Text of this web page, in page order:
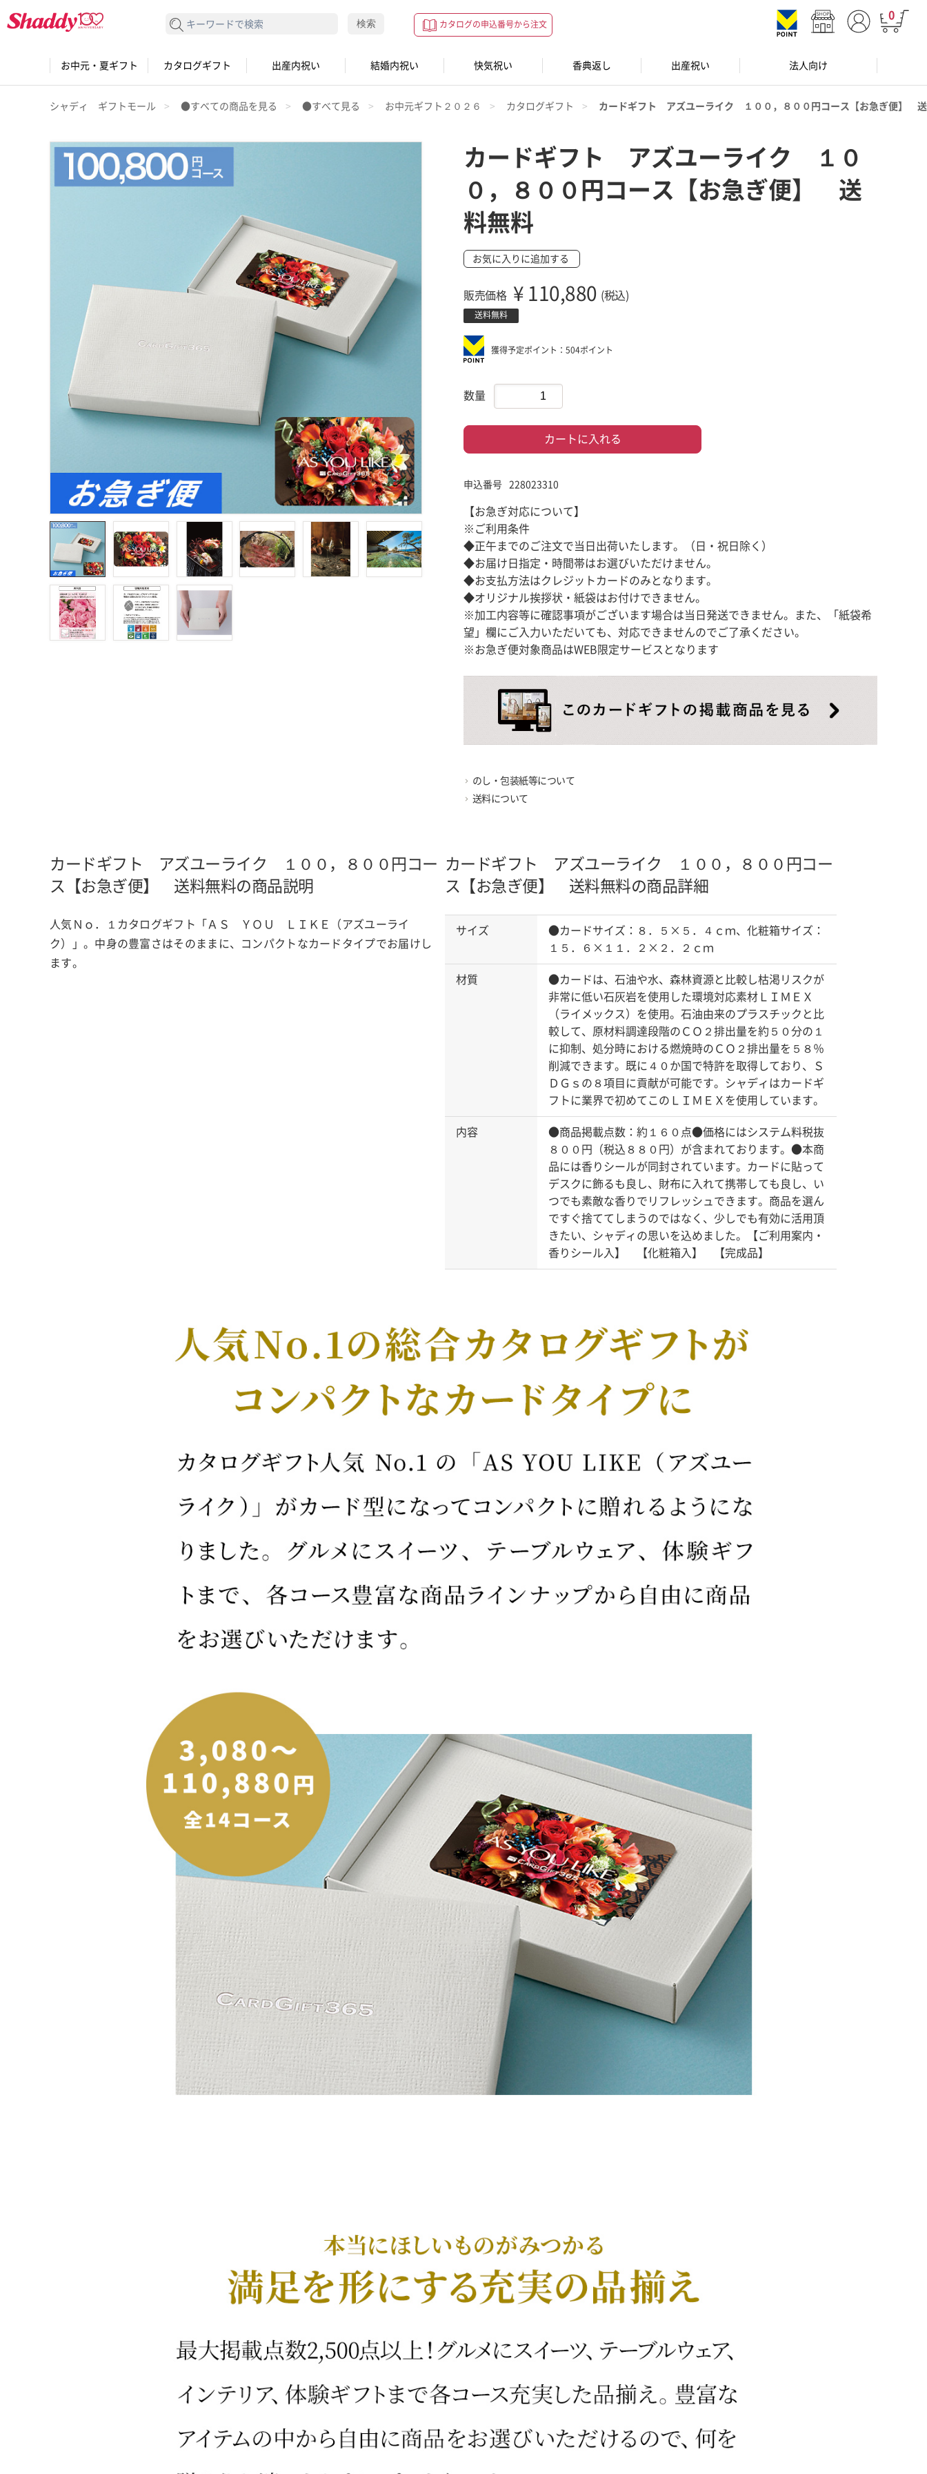
0
カタログの申込番号から注文
検索する 検索
お中元・夏ギフト カタログギフト 出産内祝い 結婚内祝い 快気祝い 香典返し 出産祝い 法人向け
シャディ ギフトモール ●すべての商品を見る ●すべて見る お中元ギフト２０２６ カタログギフト カードギフト アズユーライク １００，８００円コース【お急ぎ便】
カードギフト アズユーライク １０
０，８００円コース【お急ぎ便】 送
料無料
お気に入りに追加する
販売価格 ¥ 110,880 (税込)
送料無料
獲得予定ポイント：504ポイント
数量
カートに入れる
申込番号 228023310
【お急ぎ対応について】
※ご利用条件
◆正午までのご注文で当日出荷いたします。（日・祝日除く）
◆お届け日指定・時間帯はお選びいただけません。
◆お支払方法はクレジットカードのみとなります。
◆オリジナル挨拶状・紙袋はお付けできません。
※加工内容等に確認事項がございます場合は当日発送できません。また、「紙袋希
望」欄にご入力いただいても、対応できませんのでご了承ください。
※お急ぎ便対象商品はWEB限定サービスとなります
のし・包装紙等について
送料について
カードギフト アズユーライク １００，８００円コー
ス【お急ぎ便】 送料無料の商品説明
人気Ｎｏ．１カタログギフト「ＡＳ ＹＯＵ ＬＩＫＥ（アズユーライ
ク）」。中身の豊富さはそのままに、コンパクトなカードタイプでお届けし
ます。
カードギフト アズユーライク １００，８００円コー
ス【お急ぎ便】 送料無料の商品詳細
サイズ
●カードサイズ：８．５×５．４ｃｍ、化粧箱サイズ：
１５．６×１１．２×２．２ｃｍ
材質
●カードは、石油や水、森林資源と比較し枯渇リスクが
非常に低い石灰岩を使用した環境対応素材ＬＩＭＥＸ
（ライメックス）を使用。石油由来のプラスチックと比
較して、原材料調達段階のＣＯ２排出量を約５０分の１
に抑制、処分時における燃焼時のＣＯ２排出量を５８％
削減できます。既に４０か国で特許を取得しており、Ｓ
ＤＧｓの８項目に貢献が可能です。シャディはカードギ
フトに業界で初めてこのＬＩＭＥＸを使用しています。
内容
●商品掲載点数：約１６０点●価格にはシステム料税抜
８００円（税込８８０円）が含まれております。●本商
品には香りシールが同封されています。カードに貼って
デスクに飾るも良し、財布に入れて携帯しても良し、い
つでも素敵な香りでリフレッシュできます。商品を選ん
ですぐ捨ててしまうのではなく、少しでも有効に活用頂
きたい、シャディの思いを込めました。【ご利用案内・
香りシール入】 【化粧箱入】 【完成品】